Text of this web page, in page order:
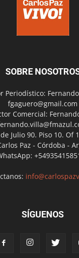
SOBRE
Periodístico:
fgaguero@gmail.com
Comercial:
Julio 90. Piso 10. Of
Paz - Córdoba -
SÍGUENOS